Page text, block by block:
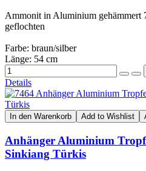
Ammonit in Aluminium gehämmert
geflochten
Farbe: braun/silber
Länge: 54 cm
Details
In den Warenkorb Add to Wishlist
Anhänger Aluminium
Sinkiang Türkis